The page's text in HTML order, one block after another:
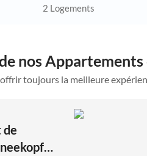
2 Logements
nos Appartements
toujours la meilleure